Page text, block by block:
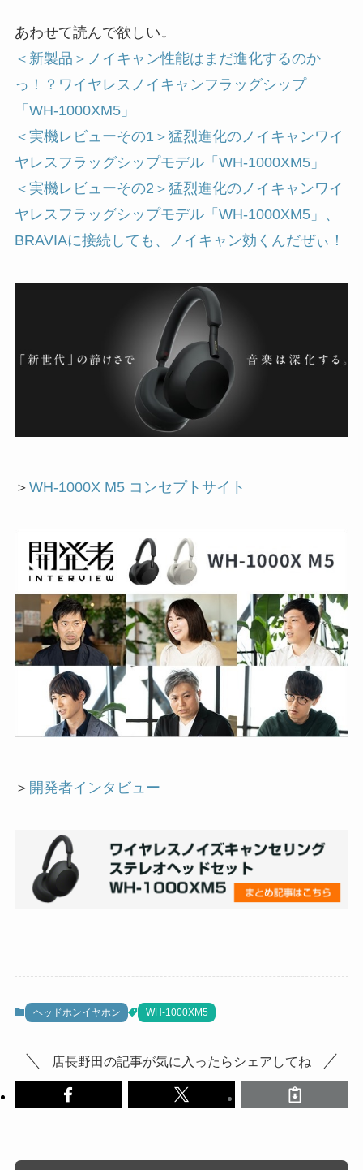
あわせて読んで欲しい↓
＜新製品＞ノイキャン性能はまだ進化するのか
っ！？ワイヤレスノイキャンフラッグシップ
「WH-1000XM5」
＜実機レビューその1＞猛烈進化のノイキャンワイ
ヤレスフラッグシップモデル「WH-1000XM5」
＜実機レビューその2＞猛烈進化のノイキャンワイ
ヤレスフラッグシップモデル「WH-1000XM5」、
BRAVIAに接続しても、ノイキャン効くんだぜぃ！
＞ WH-1000X M5 コンセプトサイト
＞ 開発者インタビュー
ヘッドホンイヤホン WH-1000XM5
店長野田の記事が気に入ったらシェアしてね